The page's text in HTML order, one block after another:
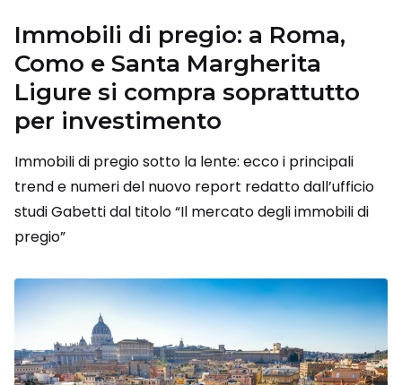
Immobili di pregio: a Roma,
Como e Santa Margherita
Ligure si compra soprattutto
per investimento
Immobili di pregio sotto la lente: ecco i principali
trend e numeri del nuovo report redatto dall’ufficio
studi Gabetti dal titolo “Il mercato degli immobili di
pregio”